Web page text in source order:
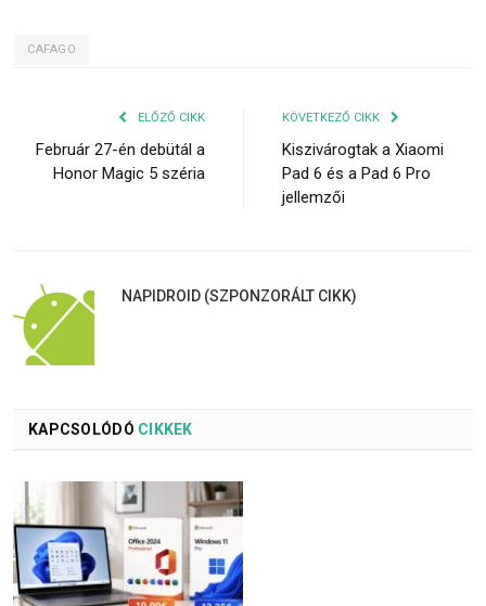
CAFAGO
ELŐZŐ CIKK
Február 27-én debütál a
Honor Magic 5 széria
KÖVETKEZŐ CIKK
Kiszivárogtak a Xiaomi
Pad 6 és a Pad 6 Pro
jellemzői
NAPIDROID (SZPONZORÁLT CIKK)
KAPCSOLÓDÓ CIKKEK